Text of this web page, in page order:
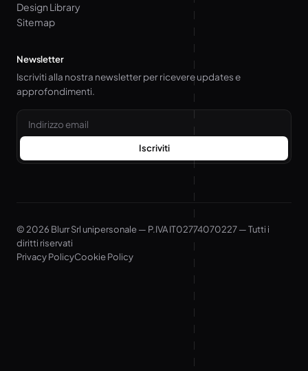
Design Library
Sitemap
Newsletter
Iscriviti alla nostra newsletter per ricevere updates e
approfondimenti.
Email
Iscriviti
© 2026 Blurr Srl unipersonale — P.IVA IT02774070227 — Tutti i
diritti riservati
Privacy PolicyCookie Policy